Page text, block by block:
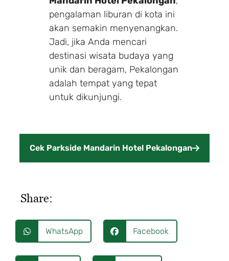
pengalaman liburan di kota ini
akan semakin menyenangkan.
Jadi, jika Anda mencari
destinasi wisata budaya yang
unik dan beragam, Pekalongan
adalah tempat yang tepat
untuk dikunjungi.
Cek Parkside Mandarin Hotel Pekalongan
Share:
WhatsApp Facebook